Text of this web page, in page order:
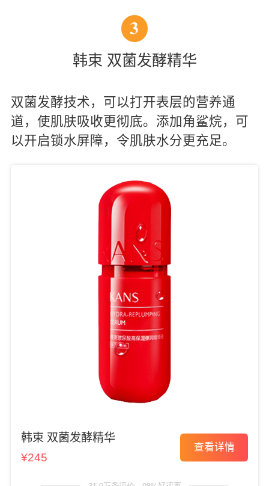
3
韩束 双菌发酵精华
双菌发酵技术，可以打开表层的营养通
道，使肌肤吸收更彻底。添加角鲨烷，可
以开启锁水屏障，令肌肤水分更充足。
韩束 双菌发酵精华
¥245
查看详情